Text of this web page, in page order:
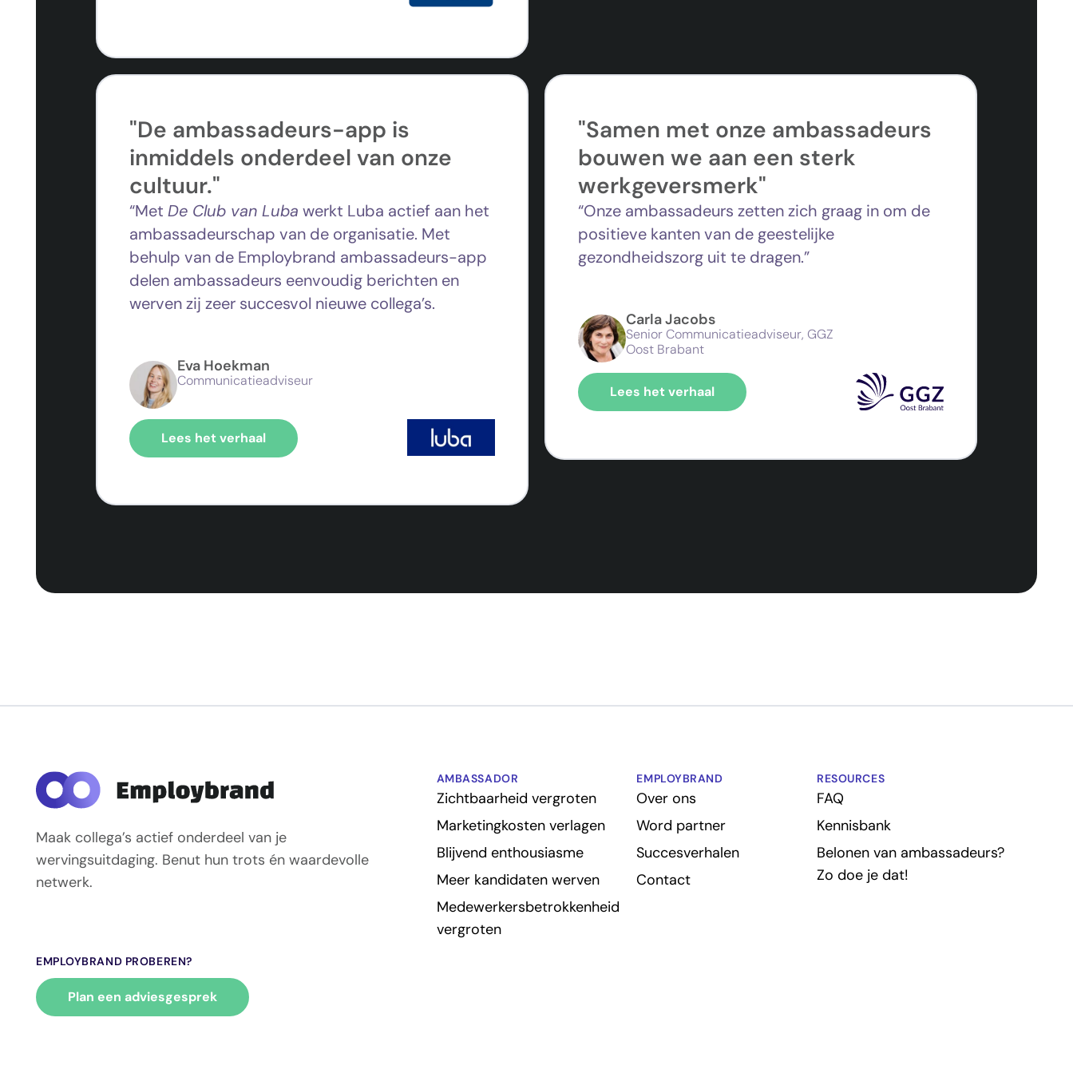
"De ambassadeurs-app is
inmiddels onderdeel van onze
cultuur."
“Met De Club van Luba werkt Luba actief aan het
ambassadeurschap van de organisatie. Met
behulp van de Employbrand ambassadeurs-app
delen ambassadeurs eenvoudig berichten en
werven zij zeer succesvol nieuwe collega’s.
Eva Hoekman
Communicatieadviseur
Lees het verhaal
"Samen met onze ambassadeurs
bouwen we aan een sterk
werkgeversmerk"
“Onze ambassadeurs zetten zich graag in om de
positieve kanten van de geestelijke
gezondheidszorg uit te dragen.”
Carla Jacobs
Senior Communicatieadviseur, GGZ
Oost Brabant
Lees het verhaal
Maak collega’s actief onderdeel van je
wervingsuitdaging. Benut hun trots én waardevolle
netwerk.
EMPLOYBRAND PROBEREN?
Plan een adviesgesprek
AMBASSADOR
Zichtbaarheid vergroten
Marketingkosten verlagen
Blijvend enthousiasme
Meer kandidaten werven
Medewerkersbetrokkenheid
vergroten
EMPLOYBRAND
Over ons
Word partner
Succesverhalen
Contact
RESOURCES
FAQ
Kennisbank
Belonen van ambassadeurs?
Zo doe je dat!